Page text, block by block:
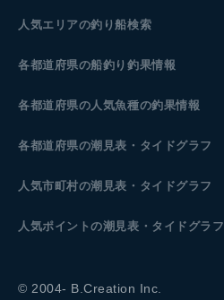
人気エリアの釣り船検索
各都道府県の船釣り釣果情報
各都道府県の人気魚種の釣果情報
各都道府県の潮見表 ・タイドグラフ
人気市町村の潮見表・タイドグラフ
人気ポイントの潮見表・タイドグラフ
© 2004- B.Creation Inc.